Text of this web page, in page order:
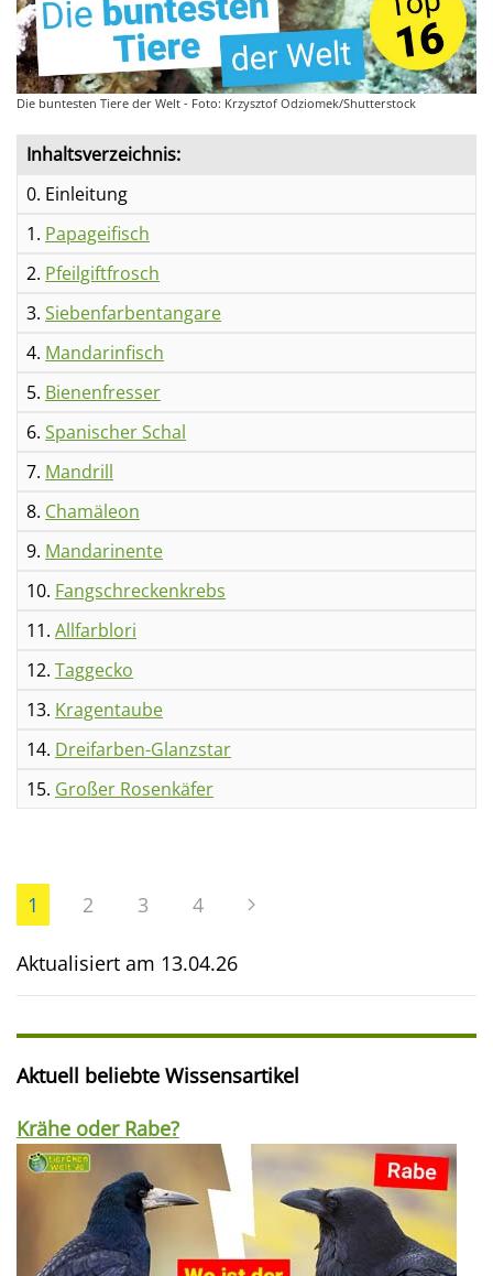
Die buntesten Tiere der Welt - Foto: Krzysztof Odziomek/Shutterstock
Inhaltsverzeichnis:
0. Einleitung
1. Papageifisch
2. Pfeilgiftfrosch
3. Siebenfarbentangare
4. Mandarinfisch
5. Bienenfresser
6. Spanischer Schal
7. Mandrill
8. Chamäleon
9. Mandarinente
10. Fangschreckenkrebs
11. Allfarblori
12. Taggecko
13. Kragentaube
14. Dreifarben-Glanzstar
15. Großer Rosenkäfer
1 2 3 4
Aktualisiert am 13.04.26
Aktuell beliebte Wissensartikel
Krähe oder Rabe?